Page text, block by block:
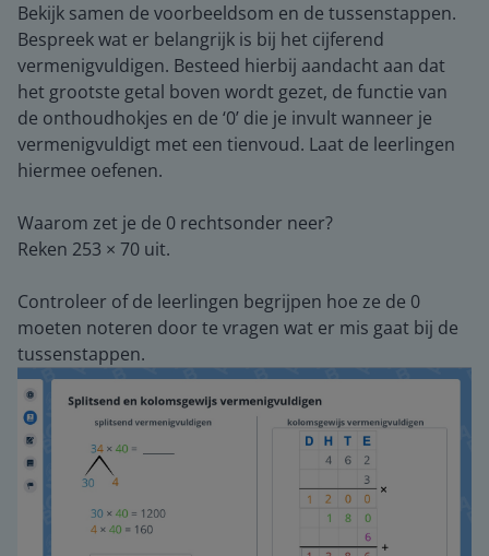
Bekijk samen de voorbeeldsom en de tussenstappen.
Bespreek wat er belangrijk is bij het cijferend
vermenigvuldigen. Besteed hierbij aandacht aan dat
het grootste getal boven wordt gezet, de functie van
de onthoudhokjes en de ‘0’ die je invult wanneer je
vermenigvuldigt met een tienvoud. Laat de leerlingen
hiermee oefenen.
Waarom zet je de 0 rechtsonder neer?
Reken 253 × 70 uit.
Controleer of de leerlingen begrijpen hoe ze de 0
moeten noteren door te vragen wat er mis gaat bij de
tussenstappen.